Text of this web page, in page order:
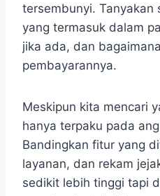
tersembunyi. Tanyakan
yang termasuk dalam
jika ada, dan
pembayarannya.
Meskipun kita mencari
hanya terpaku pada
Bandingkan fitur yang
layanan, dan rekam
sedikit lebih tinggi tapi